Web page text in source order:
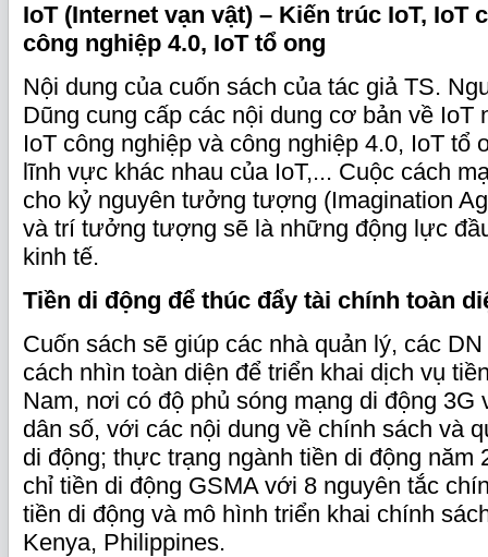
IoT(Internet vạn vật) – Kiến trúc IoT, IoT
công nghiệp 4.0, IoT tổ ong
Nội dung của cuốn sách của tác giả TS.
Dũng cung cấp các nội dung cơ bản về IoT
IoT công nghiệp và công nghiệp 4.0, IoT tổ
lĩnh vực khác nhau của IoT,... Cuộc cách
cho kỷ nguyên tưởng tượng (Imagination
và trí tưởng tượng sẽ là những động lực
kinh tế.
Tiền di động để thúc đẩy tài chính toàn
Cuốn sách sẽ giúp các nhà quản lý, các
cách nhìn toàn diện để triển khai dịch vụ
Nam, nơi có độ phủ sóng mạng di động 3G
dân số, với các nội dung về chính sách và
di động; thực trạng ngành tiền di động năm
chỉ tiền di động GSMA với 8 nguyên tắc
tiền di động và mô hình triển khai chính
Kenya, Philippines.